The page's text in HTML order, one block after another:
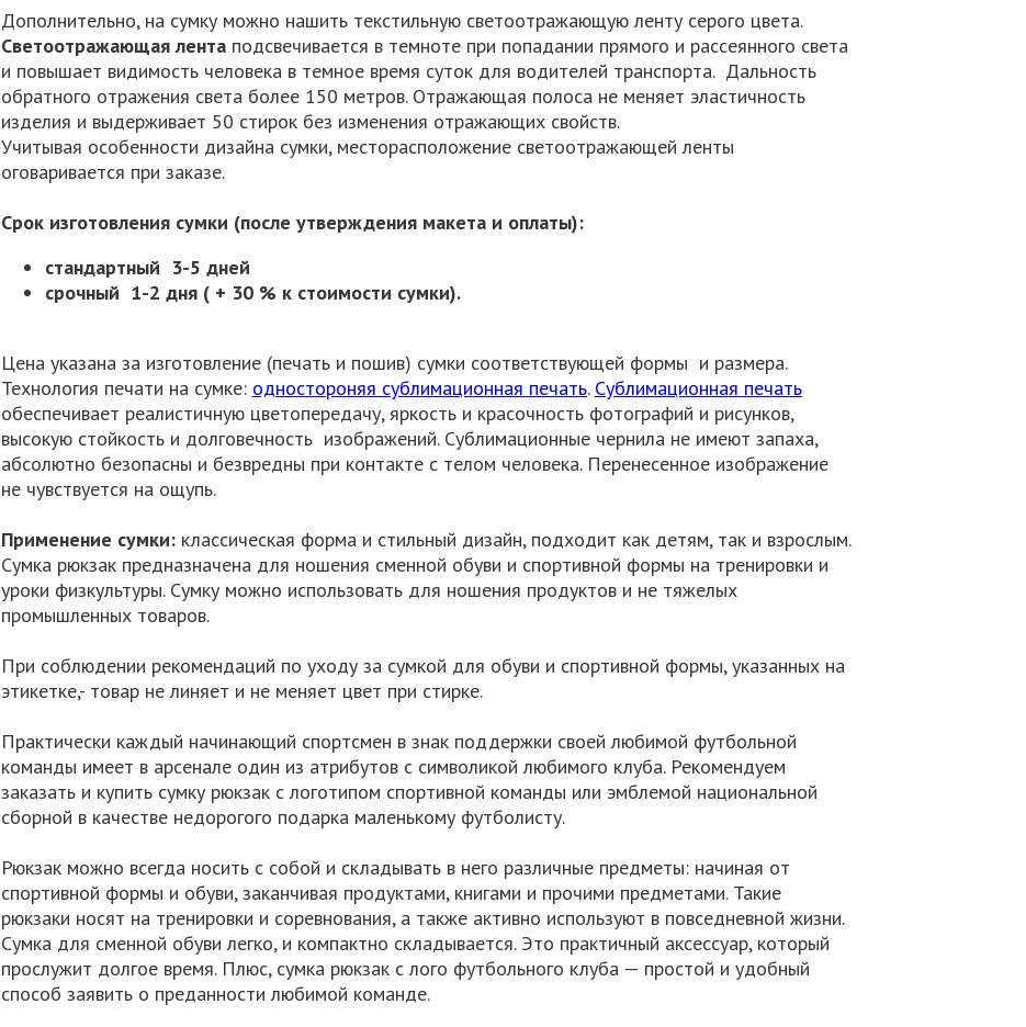
Дополнительно, на сумку можно нашить текстильную светоотражающую ленту серого цвета.
Светоотражающая лента подсвечивается в темноте при попадании прямого и рассеянного света
и повышает видимость человека в темное время суток для водителей транспорта. Дальность
обратного отражения света более 150 метров. Отражающая полоса не меняет эластичность
изделия и выдерживает 50 стирок без изменения отражающих свойств.
Учитывая особенности дизайна сумки, месторасположение светоотражающей ленты
оговаривается при заказе.
Срок изготовления сумки (после утверждения макета и оплаты):
стандартный 3-5 дней
срочный 1-2 дня ( + 30 % к стоимости сумки).
Цена указана за изготовление (печать и пошив) сумки соответствующей формы и размера.
Технология печати на сумке: одностороняя сублимационная печать. Сублимационная печать
обеспечивает реалистичную цветопередачу, яркость и красочность фотографий и рисунков,
высокую стойкость и долговечность изображений. Сублимационные чернила не имеют запаха,
абсолютно безопасны и безвредны при контакте с телом человека. Перенесенное изображение
не чувствуется на ощупь.
Применение сумки: классическая форма и стильный дизайн, подходит как детям, так и взрослым.
Сумка рюкзак предназначена для ношения сменной обуви и спортивной формы на тренировки и
уроки физкультуры. Сумку можно использовать для ношения продуктов и не тяжелых
промышленных товаров.
При соблюдении рекомендаций по уходу за сумкой для обуви и спортивной формы, указанных на
этикетке,- товар не линяет и не меняет цвет при стирке.
Практически каждый начинающий спортсмен в знак поддержки своей любимой футбольной
команды имеет в арсенале один из атрибутов с символикой любимого клуба. Рекомендуем
заказать и купить сумку рюкзак с логотипом спортивной команды или эмблемой национальной
сборной в качестве недорогого подарка маленькому футболисту.
Рюкзак можно всегда носить с собой и складывать в него различные предметы: начиная от
спортивной формы и обуви, заканчивая продуктами, книгами и прочими предметами. Такие
рюкзаки носят на тренировки и соревнования, а также активно используют в повседневной жизни.
Сумка для сменной обуви легко, и компактно складывается. Это практичный аксессуар, который
прослужит долгое время. Плюс, сумка рюкзак с лого футбольного клуба — простой и удобный
способ заявить о преданности любимой команде.